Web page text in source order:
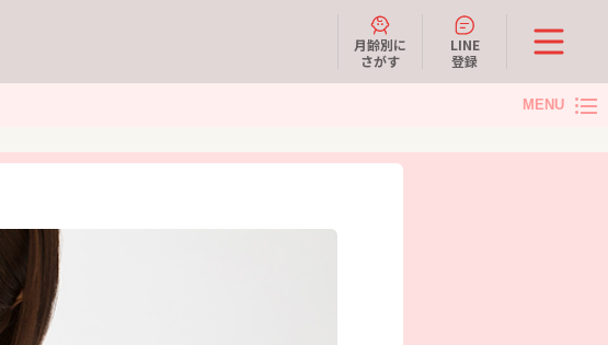
月齢別に
さがす
LINE
登録
MENU